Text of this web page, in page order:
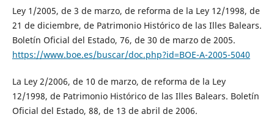
Ley 1/2005, de 3 de marzo, de reforma de la Ley 12/1998, de
21 de diciembre, de Patrimonio Histórico de las Illes Balears.
Boletín Oficial del Estado, 76, de 30 de marzo de 2005.
https://www.boe.es/buscar/doc.php?id=BOE-A-2005-5040
La Ley 2/2006, de 10 de marzo, de reforma de la Ley
12/1998, de Patrimonio Histórico de las Illes Balears. Boletín
Oficial del Estado, 88, de 13 de abril de 2006.